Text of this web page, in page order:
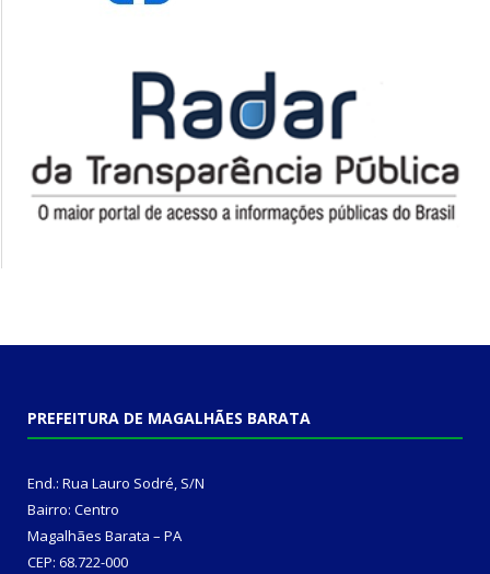
PREFEITURA DE MAGALHÃES BARATA
End.: Rua Lauro Sodré, S/N
Bairro: Centro
Magalhães Barata – PA
CEP: 68.722-000